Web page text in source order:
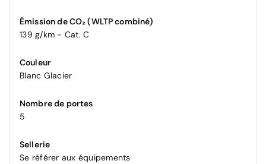
Émission de CO₂ (WLTP combiné)
139 g/km - Cat. C
Couleur
Blanc Glacier
Nombre de portes
5
Sellerie
Se référer aux équipements